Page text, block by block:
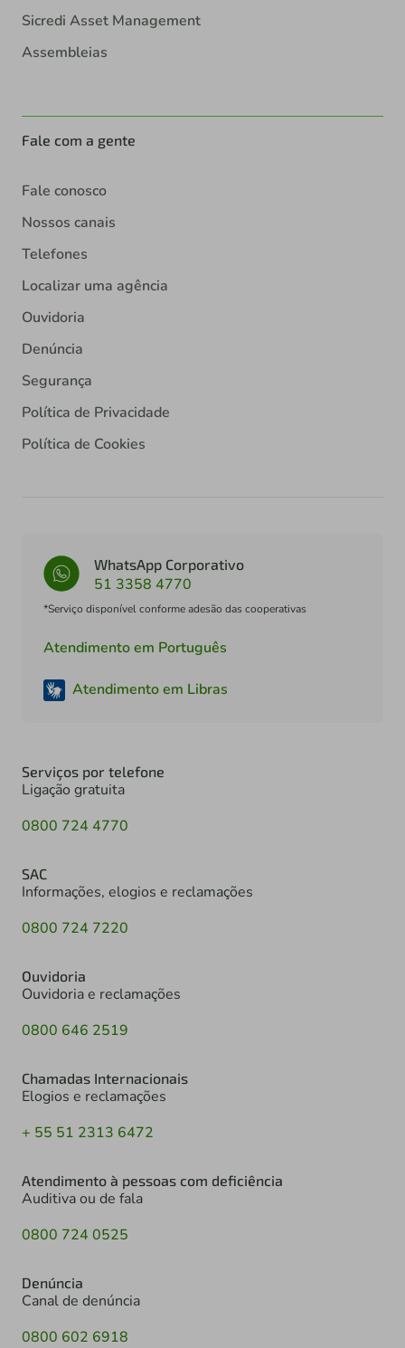
Sicredi Asset Management
Assembleias
Fale com a gente
Fale conosco
Nossos canais
Telefones
Localizar uma agência
Ouvidoria
Denúncia
Segurança
Política de Privacidade
Política de Cookies
WhatsApp Corporativo
51 3358 4770
*Serviço disponível conforme adesão das cooperativas
Atendimento em Português
Atendimento em Libras
Serviços por telefone
Ligação gratuita
0800 724 4770
SAC
Informações, elogios e reclamações
0800 724 7220
Ouvidoria
Ouvidoria e reclamações
0800 646 2519
Chamadas Internacionais
Elogios e reclamações
+ 55 51 2313 6472
Atendimento à pessoas com deficiência
Auditiva ou de fala
0800 724 0525
Denúncia
Canal de denúncia
0800 602 6918